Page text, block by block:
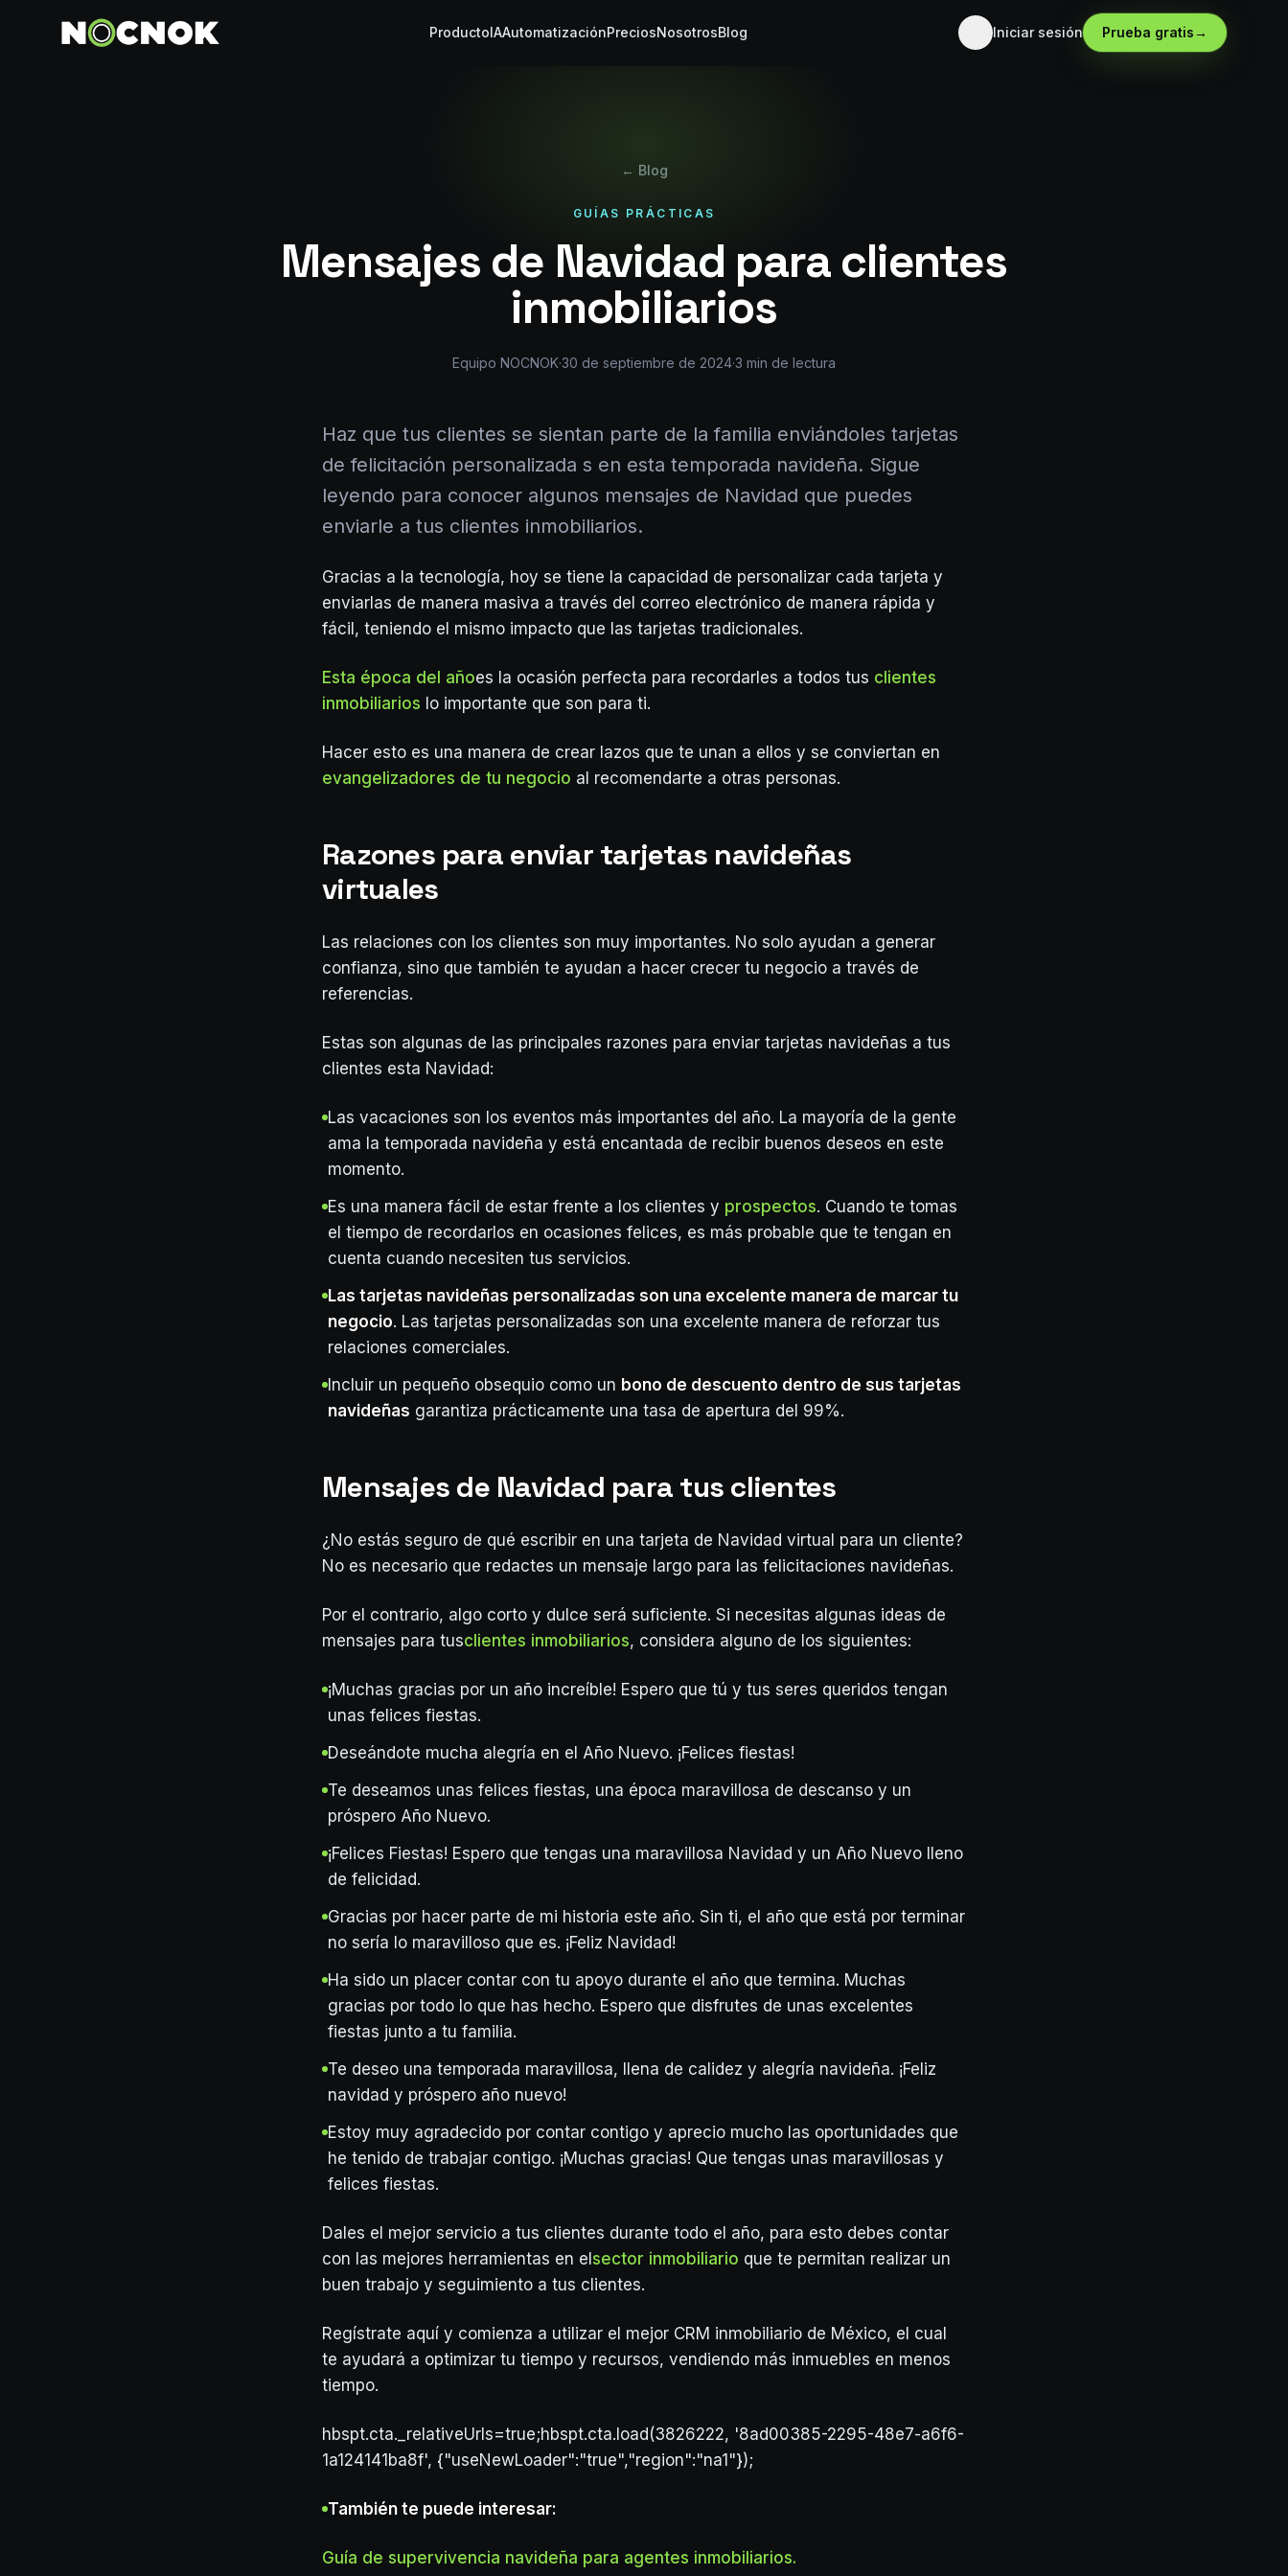
ProductoIAAutomatizaciónPreciosNosotrosBlog Iniciar sesión Prueba gratis→
← Blog
GUÍAS PRÁCTICAS
Mensajes de Navidad para clientes
inmobiliarios
Equipo NOCNOK·30 de septiembre de 2024·3 min de lectura
Haz que tus clientes se sientan parte de la familia enviándoles tarjetas
de felicitación personalizada s en esta temporada navideña. Sigue
leyendo para conocer algunos mensajes de Navidad que puedes
enviarle a tus clientes inmobiliarios.
Gracias a la tecnología, hoy se tiene la capacidad de personalizar cada tarjeta y
enviarlas de manera masiva a través del correo electrónico de manera rápida y
fácil, teniendo el mismo impacto que las tarjetas tradicionales.
Esta época del añoes la ocasión perfecta para recordarles a todos tus clientes
inmobiliarios lo importante que son para ti.
Hacer esto es una manera de crear lazos que te unan a ellos y se conviertan en
evangelizadores de tu negocio al recomendarte a otras personas.
Razones para enviar tarjetas navideñas
virtuales
Las relaciones con los clientes son muy importantes. No solo ayudan a generar
confianza, sino que también te ayudan a hacer crecer tu negocio a través de
referencias.
Estas son algunas de las principales razones para enviar tarjetas navideñas a tus
clientes esta Navidad:
Las vacaciones son los eventos más importantes del año. La mayoría de la gente
ama la temporada navideña y está encantada de recibir buenos deseos en este
momento.
Es una manera fácil de estar frente a los clientes y prospectos. Cuando te tomas
el tiempo de recordarlos en ocasiones felices, es más probable que te tengan en
cuenta cuando necesiten tus servicios.
Las tarjetas navideñas personalizadas son una excelente manera de marcar tu
negocio. Las tarjetas personalizadas son una excelente manera de reforzar tus
relaciones comerciales.
Incluir un pequeño obsequio como un bono de descuento dentro de sus tarjetas
navideñas garantiza prácticamente una tasa de apertura del 99%.
Mensajes de Navidad para tus clientes
¿No estás seguro de qué escribir en una tarjeta de Navidad virtual para un cliente?
No es necesario que redactes un mensaje largo para las felicitaciones navideñas.
Por el contrario, algo corto y dulce será suficiente. Si necesitas algunas ideas de
mensajes para tusclientes inmobiliarios, considera alguno de los siguientes:
¡Muchas gracias por un año increíble! Espero que tú y tus seres queridos tengan
unas felices fiestas.
Deseándote mucha alegría en el Año Nuevo. ¡Felices fiestas!
Te deseamos unas felices fiestas, una época maravillosa de descanso y un
próspero Año Nuevo.
¡Felices Fiestas! Espero que tengas una maravillosa Navidad y un Año Nuevo lleno
de felicidad.
Gracias por hacer parte de mi historia este año. Sin ti, el año que está por terminar
no sería lo maravilloso que es. ¡Feliz Navidad!
Ha sido un placer contar con tu apoyo durante el año que termina. Muchas
gracias por todo lo que has hecho. Espero que disfrutes de unas excelentes
fiestas junto a tu familia.
Te deseo una temporada maravillosa, llena de calidez y alegría navideña. ¡Feliz
navidad y próspero año nuevo!
Estoy muy agradecido por contar contigo y aprecio mucho las oportunidades que
he tenido de trabajar contigo. ¡Muchas gracias! Que tengas unas maravillosas y
felices fiestas.
Dales el mejor servicio a tus clientes durante todo el año, para esto debes contar
con las mejores herramientas en el sector inmobiliario que te permitan realizar un
buen trabajo y seguimiento a tus clientes.
Regístrate aquí y comienza a utilizar el mejor CRM inmobiliario de México, el cual
te ayudará a optimizar tu tiempo y recursos, vendiendo más inmuebles en menos
tiempo.
hbspt.cta._relativeUrls=true;hbspt.cta.load(3826222, '8ad00385-2295-48e7-a6f6-
1a124141ba8f', {"useNewLoader":"true","region":"na1"});
También te puede interesar:
Guía de supervivencia navideña para agentes inmobiliarios.